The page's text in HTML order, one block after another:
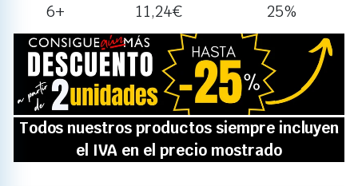
6+ 11,24€ 25%